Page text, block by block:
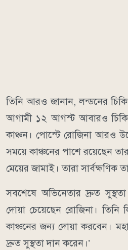
তিনি আরও জানান, লন্ডনের
আগামী ১২ আগস্ট আবারও
কাঞ্চন। পোস্টে রোজিনা আরও
সময়ে কাঞ্চনের পাশে রয়েছেন তার
মেয়ের জামাই। তারা সার্বক্ষণিক
সবশেষে অভিনেতার দ্রুত
দোয়া চেয়েছেন রোজিনা। তিনি
কাঞ্চনের জন্য দোয়া করবেন।
দ্রুত সুস্থতা দান করেন।’